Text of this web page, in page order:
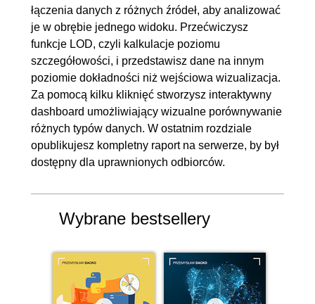
7.1. Parametry - typy i definicja
00:06:31
7.2. Filtry z parametrami
00:06:05
7.3. Dynamiczne pola z
parametrami
7.4. Podmiana wizualizacji za
pomocą parametrów
00:06:26
7.5. Zaawansowane
sortowanie parametrami
8. Dashboardy
8.1. Interfejs
00:06:37
8.2. Kontenery
00:08:30
8.3. Floating
00:05:37
łączenia danych z różnych źródeł, aby analizować
je w obrębie jednego widoku. Przećwiczysz
funkcje LOD, czyli kalkulacje poziomu
szczegółowości, i przedstawisz dane na innym
poziomie dokładności niż wejściowa wizualizacja.
Za pomocą kilku kliknięć stworzysz interaktywny
dashboard umożliwiający wizualne porównywanie
różnych typów danych. W ostatnim rozdziale
opublikujesz kompletny raport na serwerze, by był
dostępny dla uprawnionych odbiorców.
Wybrane bestsellery